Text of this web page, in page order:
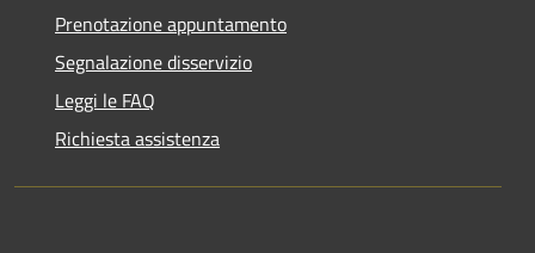
Prenotazione appuntamento
Segnalazione disservizio
Leggi le FAQ
Richiesta assistenza